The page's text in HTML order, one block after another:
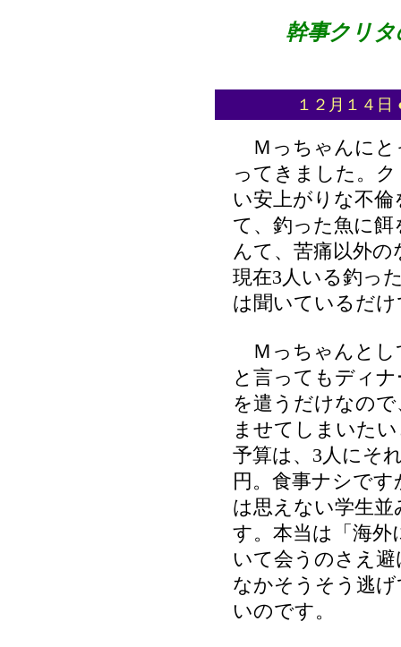
幹事クリタ
１２月１４日
Ｍっちゃんにと
ってきました。
い安上がりな不
て、釣った魚に
んて、苦痛以外
現在3人いる釣っ
は聞いているだ
Ｍっちゃんとし
と言ってもディ
を遣うだけなの
ませてしまいた
予算は、3人にそ
円。食事ナシで
は思えない学生
す。本当は「海
いて会うのさえ
なかそうそう逃
いのです。